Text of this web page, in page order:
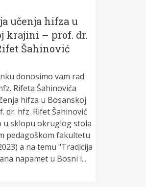
učenja hifza u
krajini – prof. dr.
Šahinović
donosimo vam rad
Rifeta Šahinovića
hifza u Bosanskoj
dr. hfz. Rifet Šahinović
u sklopu okruglog stola
pedagoškom fakultetu
a na temu "Tradicija
napamet u Bosni i...